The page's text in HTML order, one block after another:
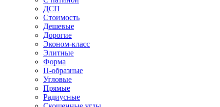
ДСП
Стоимость
Дешевые
Дорогие
Эконом-класс
Элитные
Форма
П-образные
Угловые
Прямые
Радиусные